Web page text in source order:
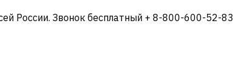
России. Звонок бесплатный + 8-800-600-52-83